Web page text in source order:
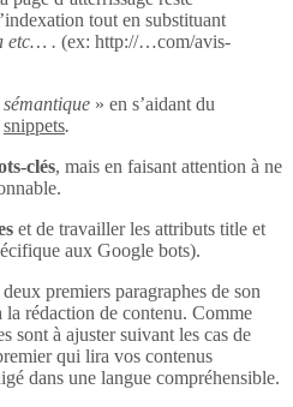
tout en substituant
etc… . (ex: http://…com/avis-
» en s’aidant du
snippets.
clés, mais en faisant attention à ne
et de travailler les attributs title et
aux Google bots).
premiers paragraphes de son
rédaction de contenu. Comme
sont à ajuster suivant les cas de
qui lira vos contenus
dans une langue compréhensible.